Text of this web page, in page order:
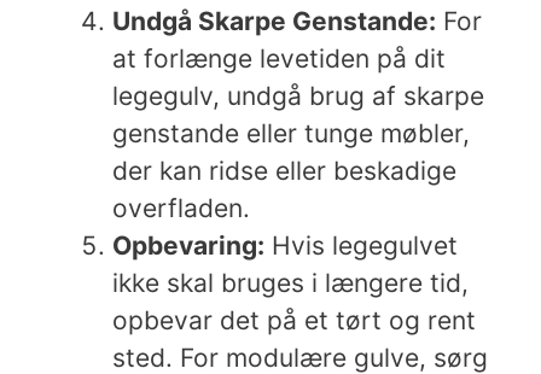
Undgå Skarpe Genstande: For
at forlænge levetiden på dit
legegulv, undgå brug af skarpe
genstande eller tunge møbler,
der kan ridse eller beskadige
overfladen.
Opbevaring: Hvis legegulvet
ikke skal bruges i længere tid,
opbevar det på et tørt og rent
sted. For modulære gulve, sørg